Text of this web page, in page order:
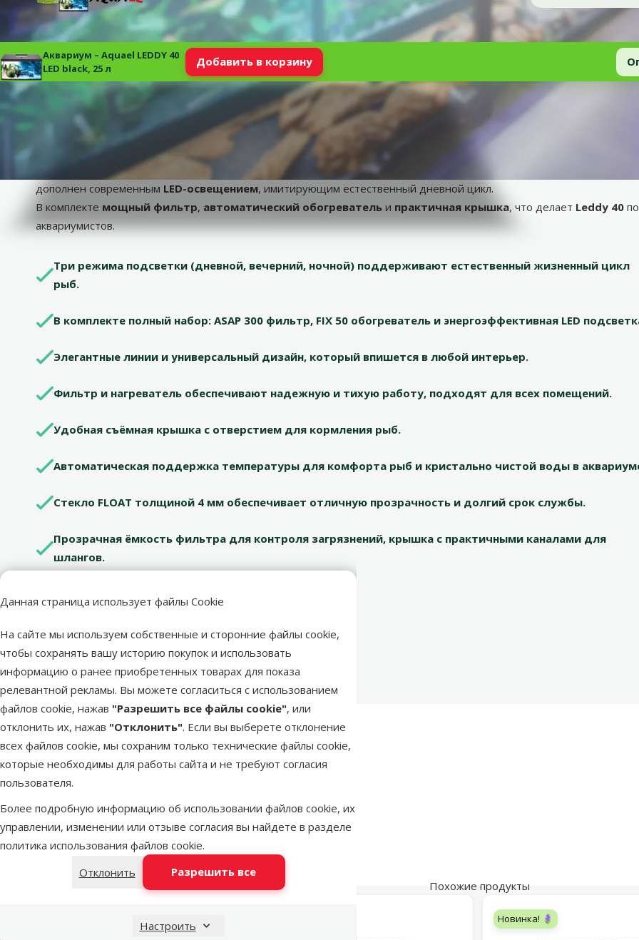
Данная страница использует файлы Cookie
На сайте мы используем собственные и сторонние файлы cookie,
чтобы сохранять вашу историю покупок и использовать
информацию о ранее приобретенных товарах для показа
релевантной рекламы. Вы можете согласиться с использованием
файлов cookie, нажав "Разрешить все файлы cookie", или
отклонить их, нажав "Отклонить". Если вы выберете отклонение
всех файлов cookie, мы сохраним только технические файлы cookie,
которые необходимы для работы сайта и не требуют согласия
пользователя.
Более подробную информацию об использовании файлов cookie, их
управлении, изменении или отзыве согласия вы найдете в разделе
политика использования файлов cookie.
Отклонить
Разрешить все
Настроить
Аквариум – Aquael LEDDY 40
LED black, 25 л
Добавить в корзину
superzoo.product.detail.content
Aquael Leddy Day and Night – полностью укомплектованный набор для чистой и стабильной
Аквариумный набор Aquael Leddy Day and Night 40
включает всё необходимое для создания красивого и
дополнен современным LED-освещением, имитирующим естественный дневной цикл.
В комплекте мощный фильтр, автоматический обогреватель и практичная крышка, что делает Leddy 40
аквариумистов.
Три режима подсветки (дневной, вечерний, ночной) поддерживают естественный жизненный цикл
рыб.
В комплекте полный набор: ASAP 300 фильтр, FIX 50 обогреватель и энергоэффективная LED
Элегантные линии и универсальный дизайн, который впишется в любой интерьер.
Фильтр и нагреватель обеспечивают надежную и тихую работу, подходят для всех помещений.
Удобная съёмная крышка с отверстием для кормления рыб.
Автоматическая поддержка температуры для комфорта рыб и кристально чистой воды в
Стекло FLOAT толщиной 4 мм обеспечивает отличную прозрачность и долгий срок службы.
Прозрачная ёмкость фильтра для контроля загрязнений, крышка с практичными каналами для
шлангов.
Размеры: 41 x 25 x 25 см
Цвет: черный
Тип аквариума
Классический
Бренд
AQUAEL
Номер в каталоге
47583
5905546324038
Похожие продукты
Новинка! 🪻